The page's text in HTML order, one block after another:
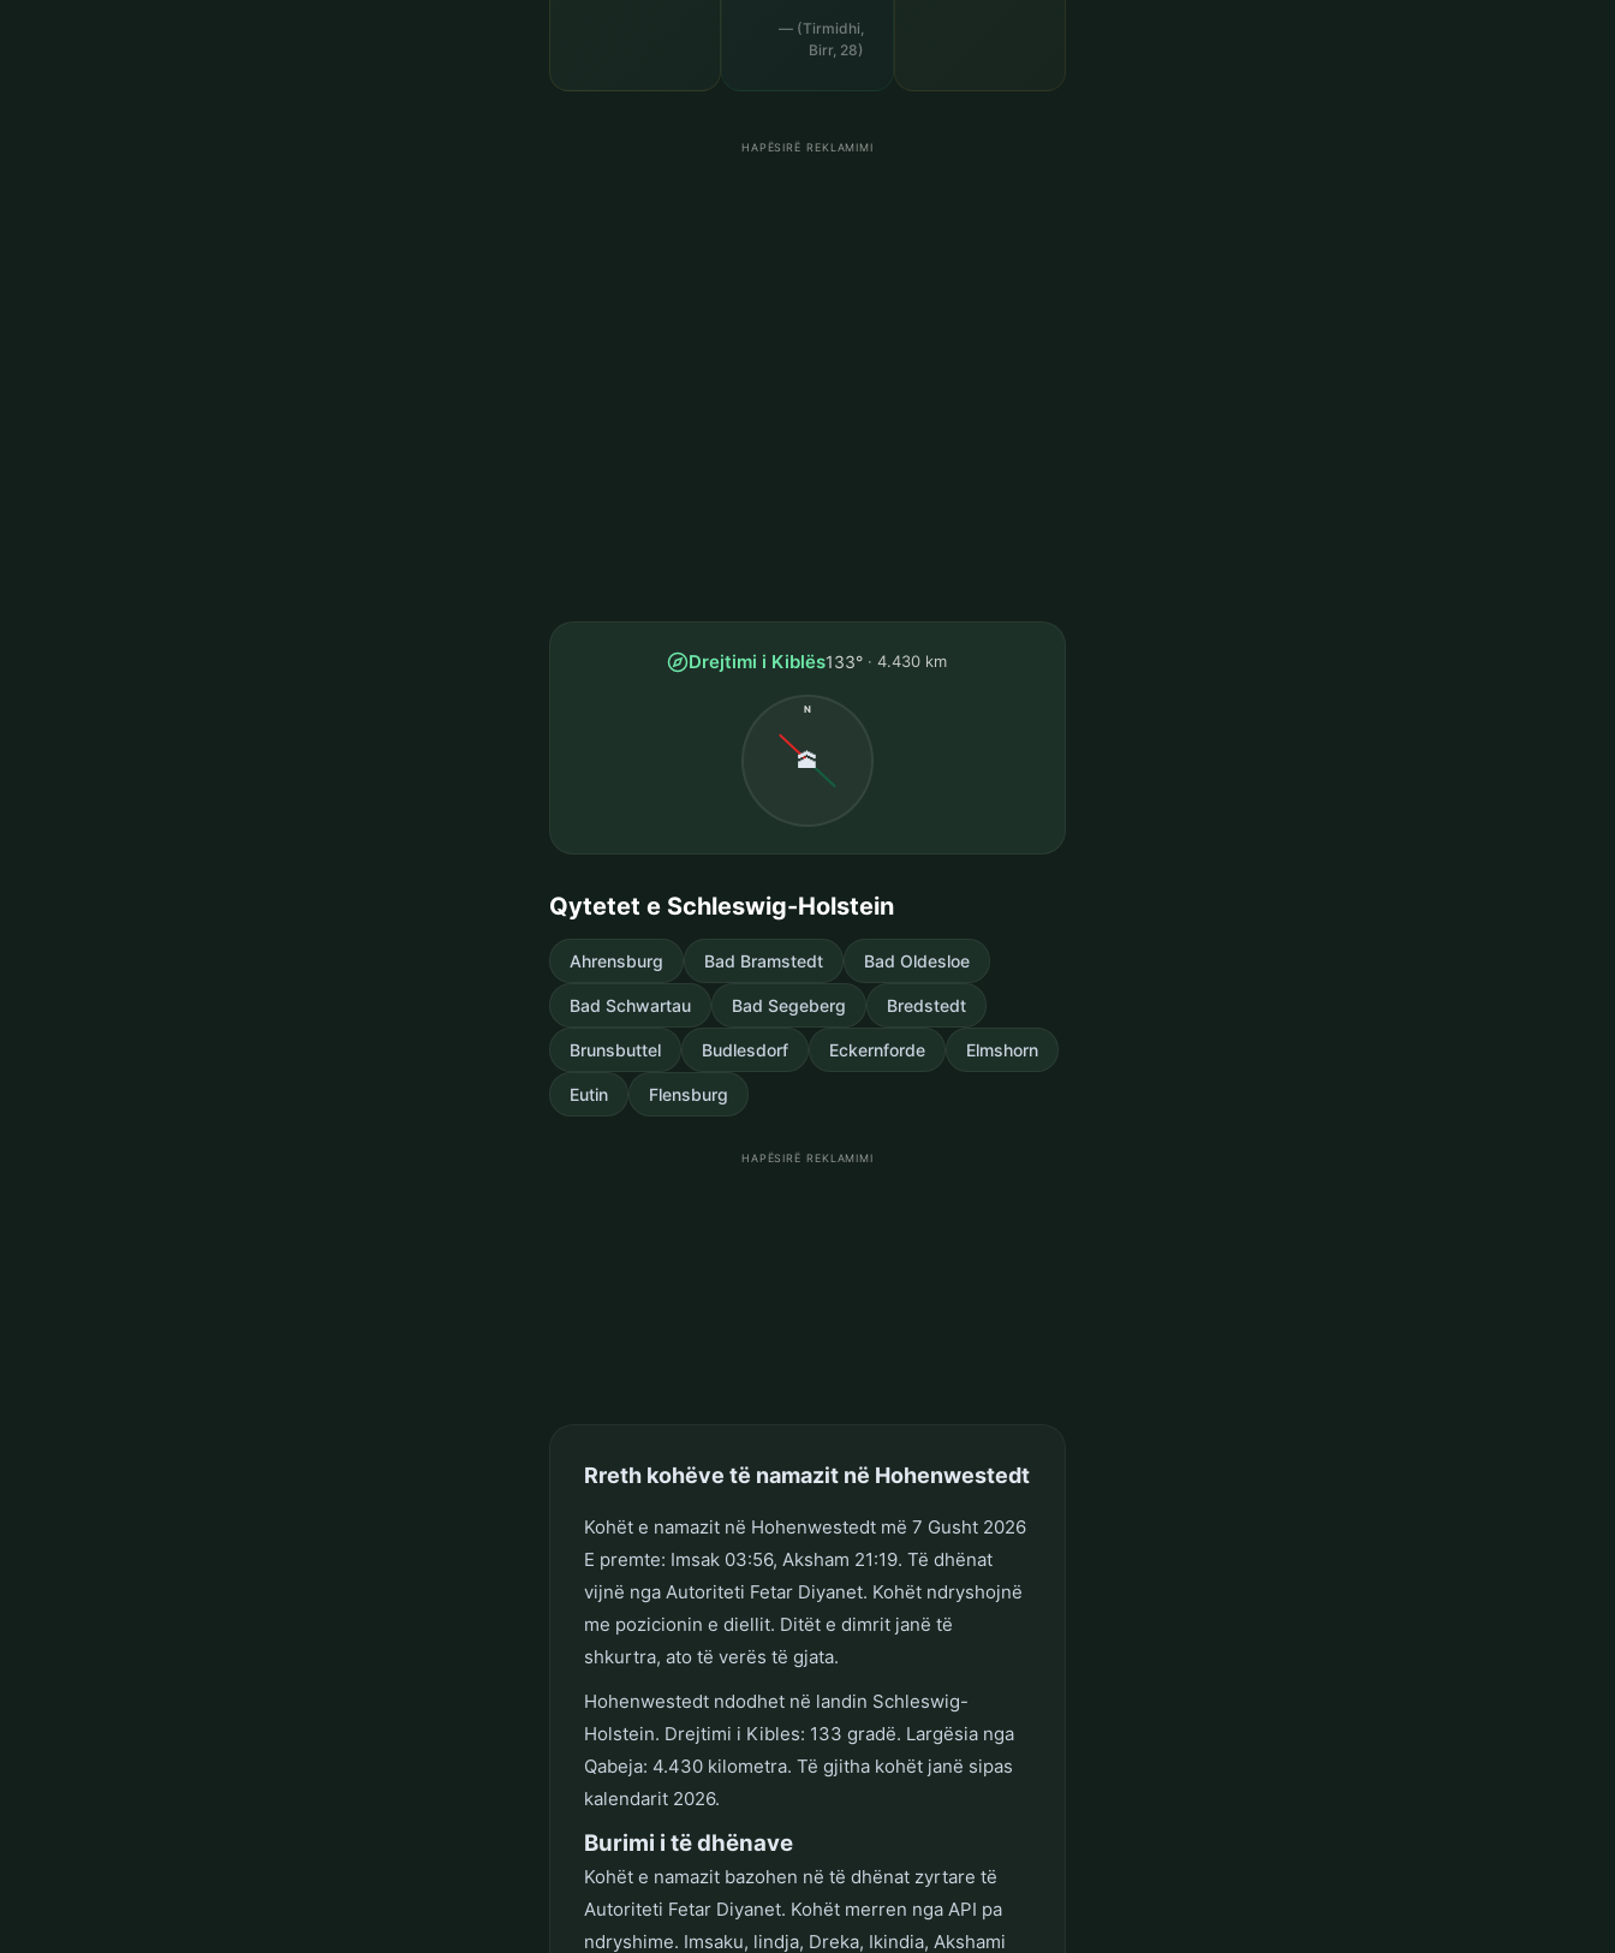
— (Tirmidhi,
Birr, 28)
HAPËSIRË REKLAMIMI
Drejtimi i Kiblës133° 4.430 km
N
🕋
Qytetet e Schleswig-Holstein
Ahrensburg Bad Bramstedt Bad Oldesloe
Bad Schwartau Bad Segeberg Bredstedt
Brunsbuttel Budlesdorf Eckernforde Elmshorn
Eutin Flensburg
HAPËSIRË REKLAMIMI
Rreth kohëve të namazit në Hohenwestedt
Kohët e namazit në Hohenwestedt më 7 Gusht 2026
E premte: Imsak 03:56, Aksham 21:19. Të dhënat
vijnë nga Autoriteti Fetar Diyanet. Kohët ndryshojnë
me pozicionin e diellit. Ditët e dimrit janë të
shkurtra, ato të verës të gjata.
Hohenwestedt ndodhet në landin Schleswig-
Holstein. Drejtimi i Kibles: 133 gradë. Largësia nga
Qabeja: 4.430 kilometra. Të gjitha kohët janë sipas
kalendarit 2026.
Burimi i të dhënave
Kohët e namazit bazohen në të dhënat zyrtare të
Autoriteti Fetar Diyanet. Kohët merren nga API pa
ndryshime. Imsaku, lindja, Dreka, Ikindia, Akshami